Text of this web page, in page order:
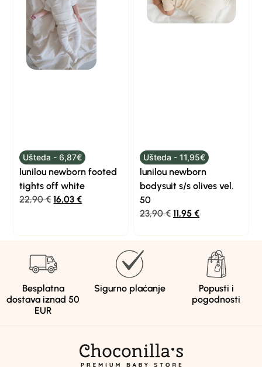
Ušteda - 6,87€
lunilou newborn footed
tights off white
22,90€ 16,03€
Ušteda - 11,95€
lunilou newborn
bodysuit s/s olives vel.
50
23,90€ 11,95 €
Besplatna
dostava iznad 50
EUR
Sigurno plaćanje
Popusti i
pogodnosti